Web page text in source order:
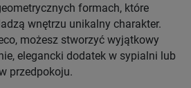
formach, które
wnętrzu unikalny charakter.
możesz stworzyć wyjątkowy
elegancki dodatek w sypialni lub
przedpokoju.